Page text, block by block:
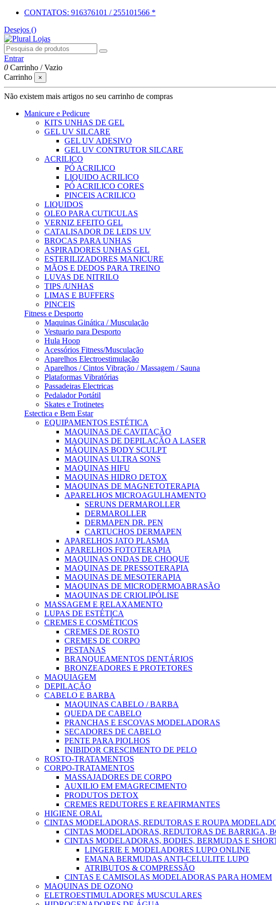
CONTATOS: 916376101 / 255101566 *
Desejos ()
Entrar
0 Carrinho /Vazio
Carrinho
×
Não existem mais artigos no seu carrinho de compras
Manicure e Pedicure
KITS UNHAS DE GEL
GEL UV SILCARE
GEL UV ADESIVO
GEL UV CONTRUTOR SILCARE
ACRILICO
PÓ ACRILICO
LIQUIDO ACRILICO
PÓ ACRILICO CORES
PINCEIS ACRILICO
LIQUIDOS
OLEO PARA CUTICULAS
VERNIZ EFEITO GEL
CATALISADOR DE LEDS UV
BROCAS PARA UNHAS
ASPIRADORES UNHAS GEL
ESTERILIZADORES MANICURE
MÃOS E DEDOS PARA TREINO
LUVAS DE NITRILO
TIPS /UNHAS
LIMAS E BUFFERS
PINCEIS
Fitness e Desporto
Maquinas Ginática / Musculação
Vestuario para Desporto
Hula Hoop
Acessórios Fitness/Musculação
Aparelhos Electroestimulação
Aparelhos / Cintos Vibração / Massagem / Sauna
Plataformas Vibratórias
Passadeiras Electricas
Pedalador Portátil
Skates e Trotinetes
Estectica e Bem Estar
EQUIPAMENTOS ESTÉTICA
MAQUINAS DE CAVITAÇÃO
MAQUINAS DE DEPILAÇÃO A LASER
MÁQUINAS BODY SCULPT
MAQUINAS ULTRA SONS
MAQUINAS HIFU
MAQUINAS HIDRO DETOX
MAQUINAS DE MAGNETOTERAPIA
APARELHOS MICROAGULHAMENTO
SERUNS DERMAROLLER
DERMAROLLER
DERMAPEN DR. PEN
CARTUCHOS DERMAPEN
APARELHOS JATO PLASMA
APARELHOS FOTOTERAPIA
MAQUINAS ONDAS DE CHOQUE
MAQUINAS DE PRESSOTERAPIA
MAQUINAS DE MESOTERAPIA
MAQUINAS DE MICRODERMOABRASÃO
MAQUINAS DE CRIOLIPÓLISE
MASSAGEM E RELAXAMENTO
LUPAS DE ESTÉTICA
CREMES E COSMÉTICOS
CREMES DE ROSTO
CREMES DE CORPO
PESTANAS
BRANQUEAMENTOS DENTÁRIOS
BRONZEADORES E PROTETORES
MAQUIAGEM
DEPILAÇÃO
CABELO E BARBA
MAQUINAS CABELO / BARBA
QUEDA DE CABELO
PRANCHAS E ESCOVAS MODELADORAS
SECADORES DE CABELO
PENTE PARA PIOLHOS
INIBIDOR CRESCIMENTO DE PELO
ROSTO-TRATAMENTOS
CORPO-TRATAMENTOS
MASSAJADORES DE CORPO
AUXILIO EM EMAGRECIMENTO
PRODUTOS DETOX
CREMES REDUTORES E REAFIRMANTES
HIGIENE ORAL
CINTAS MODELADORAS, REDUTORAS E ROUPA
CINTAS MODELADORAS, REDUTORAS DE BARRIGA,
CINTAS MODELADORAS, BODIES, BERMUDAS E
LINGERIE E MODELADORES LUPO ONLINE
EMANA BERMUDAS ANTI-CELULITE LUPO
ATRIBUTOS & COMPRESSÃO
CINTAS E CAMISOLAS MODELADORAS PARA HOMEM
MAQUINAS DE OZONO
ELETROESTIMULADORES MUSCULARES